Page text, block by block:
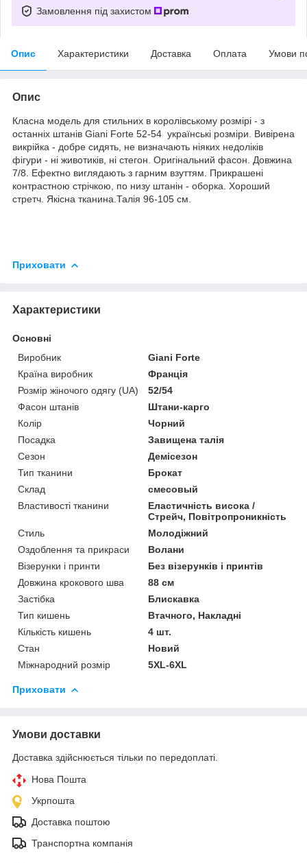
Замовлення під захистом
Опис Характеристики Доставка Оплата Умови
Опис
Класна модель для стильних в королівському розмірі - з
останніх штанів Giani Forte 52-54 українські розміри. Вивірена
викрійка - добре сидять, не визначають ніяких недоліків
фігури - ні животиків, ні стегон. Оригінальний фасон. Довжина
7/8. Ефектно виглядають з гарним взуттям. Прикрашені
контрастною стрічкою, по низу штанін - оборка. Хороший
стретч. Якісна тканина.Талія 96-105 см.
Приховати
Характеристики
Основні
Виробник
Giani Forte
Країна виробник
Франція
Розмір жіночого одягу (UA)
52/54
Фасон штанів
Штани-карго
Колір
Чорний
Посадка
Завищена талія
Сезон
Демісезон
Тип тканини
Брокат
Склад
смесовый
Властивості тканини
Еластичність висока /
Стрейч, Повітропроникність
Стиль
Молодіжний
Оздоблення та прикраси
Волани
Візерунки і принти
Без візерунків і принтів
Довжина крокового шва
88 см
Застібка
Блискавка
Тип кишень
Втачного, Накладні
Кількість кишень
4 шт.
Стан
Новий
Міжнародний розмір
5XL-6XL
Приховати
Умови доставки
Доставка здійснюється тільки по передоплаті.
Нова Пошта
Укрпошта
Доставка поштою
Транспортна компанія